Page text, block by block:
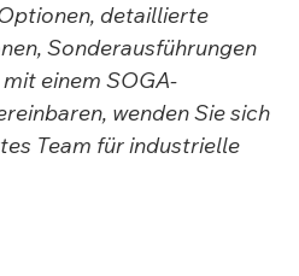
detaillierte
Sonderausführungen
einem SOGA-
wenden Sie sich
Team für industrielle